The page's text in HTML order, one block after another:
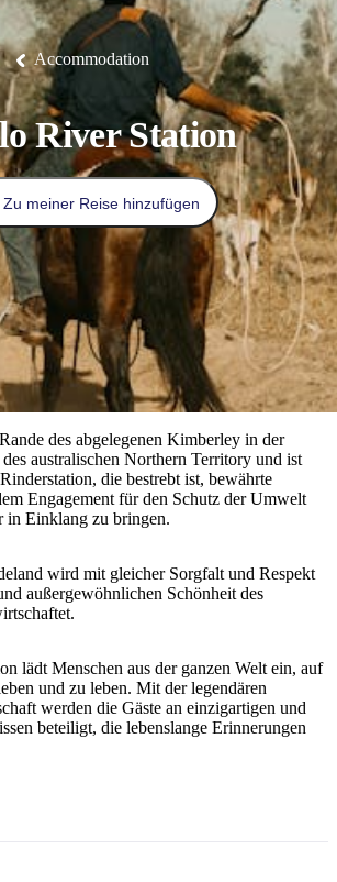
erkunden
Nationalpark
Park
Tiwi-
Inseln
East
Arnhem
Land
Mataranka
Nitmiluk-
Nationalpark
Karlu
Karlu
/
Devils
Marbles
Maguk
Tjorita
/
West-
MacDonnell-
Nationalpark
Glamping
Luxuserlebnisse
Gaumenfreuden
Geschichte
und
Erbe
Festivals
und
Veranstaltungen
Angeln
Accommodation
River Station
Zu meiner Reise hinzufügen
des abgelegenen Kimberley in der
australischen Northern Territory und ist
die bestrebt ist, bewährte
Engagement für den Schutz der Umwelt
in Einklang zu bringen.
wird mit gleicher Sorgfalt und Respekt
außergewöhnlichen Schönheit des
lädt Menschen aus der ganzen Welt ein, auf
und zu leben. Mit der legendären
werden die Gäste an einzigartigen und
beteiligt, die lebenslange Erinnerungen